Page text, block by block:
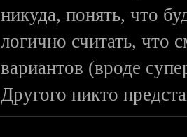
никуда, понять, что
логично считать, что
вариантов (вроде
Другого никто